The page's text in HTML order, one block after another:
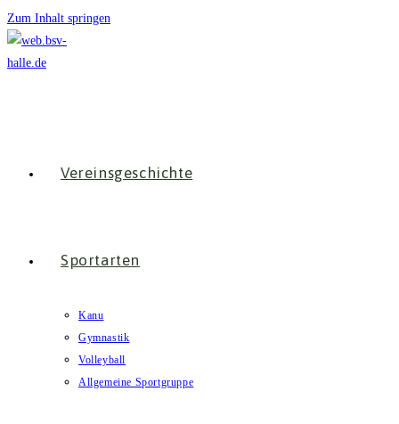
Zum Inhalt springen
Vereinsgeschichte
Sportarten
Kanu
Gymnastik
Volleyball
Allgemeine Sportgruppe